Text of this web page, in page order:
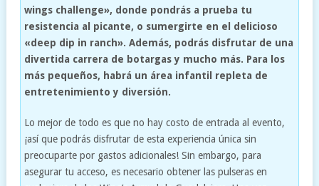
wings challenge», donde pondrás a prueba tu
resistencia al picante, o sumergirte en el delicioso
«deep dip in ranch». Además, podrás disfrutar de una
divertida carrera de botargas y mucho más. Para los
más pequeños, habrá un área infantil repleta de
entretenimiento y diversión.
Lo mejor de todo es que no hay costo de entrada al evento,
¡así que podrás disfrutar de esta experiencia única sin
preocuparte por gastos adicionales! Sin embargo, para
asegurar tu acceso, es necesario obtener las pulseras en